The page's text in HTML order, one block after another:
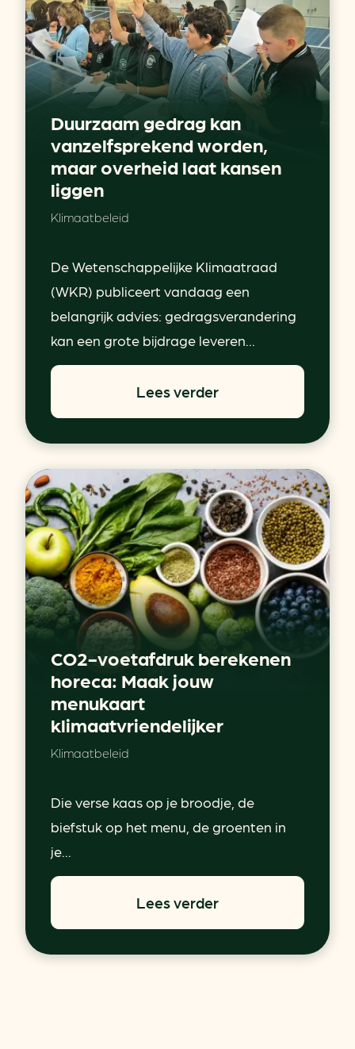
Duurzaam gedrag kan
vanzelfsprekend worden,
maar overheid laat kansen
liggen
Klimaatbeleid
De Wetenschappelijke Klimaatraad
(WKR) publiceert vandaag een
belangrijk advies: gedragsverandering
kan een grote bijdrage leveren...
Lees verder
CO2-voetafdruk berekenen
horeca: Maak jouw
menukaart
klimaatvriendelijker
Klimaatbeleid
Die verse kaas op je broodje, de
biefstuk op het menu, de groenten in
je...
Lees verder